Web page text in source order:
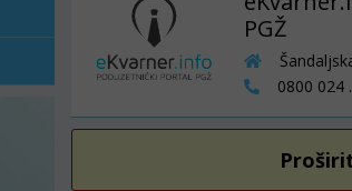
PGŽ
0800 024